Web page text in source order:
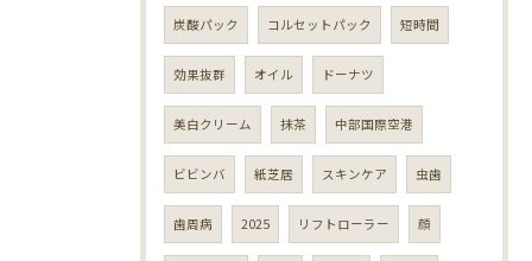
炭酸パック コルセットパック 短時間
効果抜群 オイル ドーナツ
美白クリーム 抹茶 中部国際空港
ビビンバ 紙芝居 スキンケア 虫歯
歯周病 2025 リフトローラー 顔